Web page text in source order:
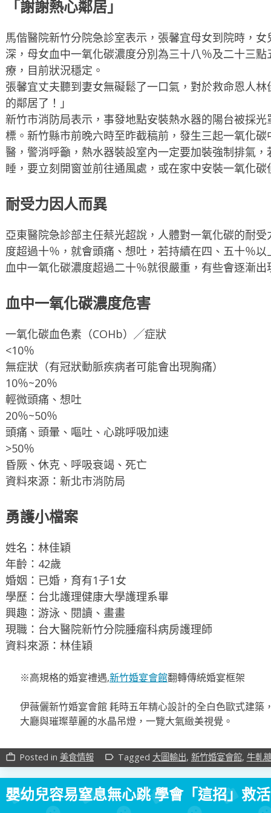
「謝謝熱心鄰居」
馬偕醫院新竹分院急診室表示，張馨宜母女到院時，
深，母女血中一氧化碳濃度分別為三十八％及二十三
療，目前狀況穩定。
張馨宜丈夫聽到妻女無礙鬆了一口氣，對於救命恩人
的鄰居了！」
新竹市消防局表示，事發地點安裝熱水器的陽台被採
標。新竹縣市前晚六時至昨截稿前，發生三起一氧化
醫，警消呼籲，熱水器裝設室內一定要加裝強制排氣
睡，要立刻開窗並前往通風處，或在家中安裝一氧化
耐受力因人而異
亞東醫院急診部主任蔡光超說，人體對一氧化碳的耐
度超過十％，就會頭痛、想吐，若持續在四、五十％
血中一氧化碳濃度超過二十％就很嚴重，有些會逐漸
血中一氧化碳濃度危害
一氧化碳血色素（COHb）╱症狀
<10％
無症狀（有冠狀動脈疾病者可能會出現胸痛）
10％~20％
輕微頭痛、想吐
20％~50％
頭痛、頭暈、嘔吐、心跳呼吸加速
>50％
昏厥、休克、呼吸衰竭、死亡
資料來源：新北市消防局
勇護小檔案
姓名：林佳穎
年齡：42歲
婚姻：已婚，育有1子1女
學歷：台北護理健康大學護理系畢
興趣：游泳、閱讀、畫畫
現職：台大醫院新竹分院腫瘤科病房護理師
資料來源：林佳穎
※高規格的婚宴禮遇,新竹婚宴會館翻轉傳統婚宴框架
伊薇儷新竹婚宴會館 耗時五年精心設計的全白色歐式建築
大廳與璀璨華麗的水晶吊燈，一覽大氣緻美視覺。
work_outline Posted in 美食情報 label_outline Tagged 大圖輸出, 新竹婚宴會館, 牛軋
嬰幼兒容易窒息無心跳 學會「這招」救